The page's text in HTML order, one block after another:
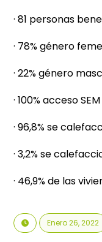
· 81 personas
· 78% género
· 22% género
· 100% acceso SEM
· 96,8% se
· 3,2% se
· 46,9% de las
Enero 26, 2022